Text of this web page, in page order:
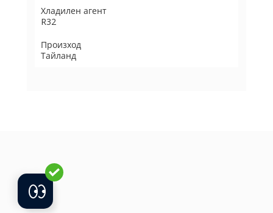
Хладилен агент
R32
Произход
Тайланд